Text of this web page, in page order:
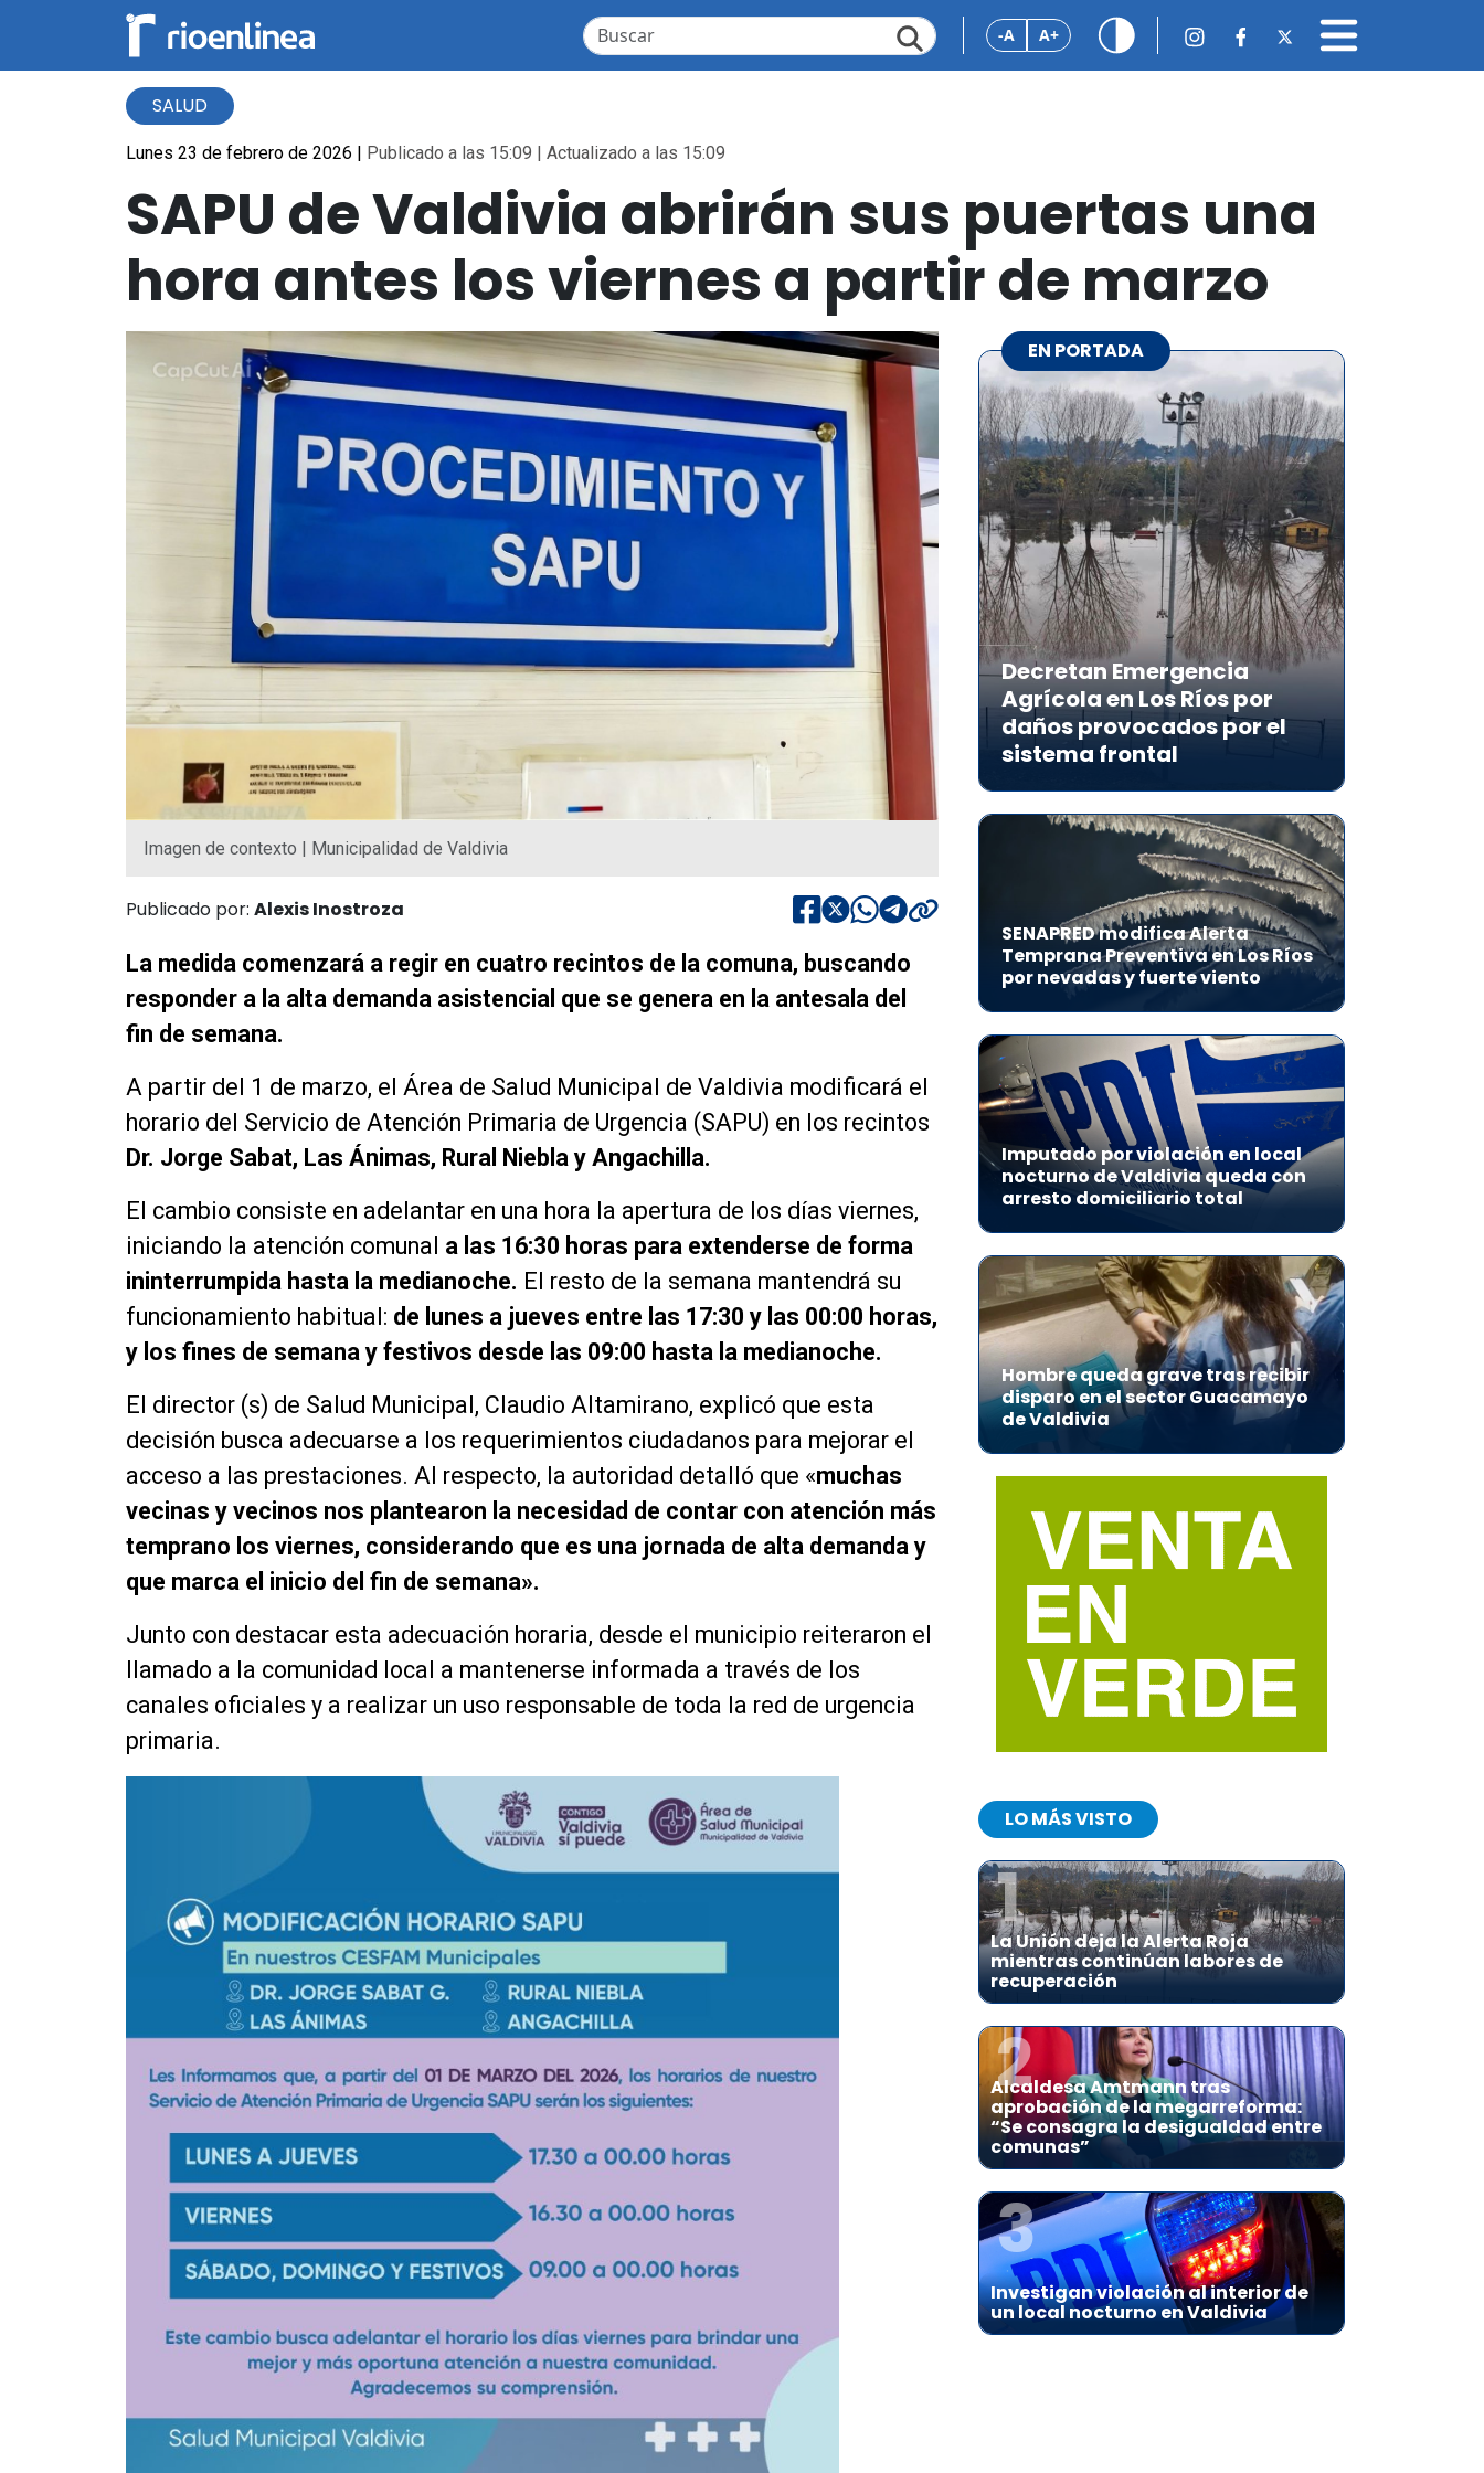
-A A+
SALUD
Lunes 23 de febrero de 2026 | Publicado a las 15:09 | Actualizado a las 15:09
SAPU de Valdivia abrirán sus puertas una
hora antes los viernes a partir de marzo
Imagen de contexto | Municipalidad de Valdivia
Publicado por: Alexis Inostroza
La medida comenzará a regir en cuatro recintos de la comuna, buscando
responder a la alta demanda asistencial que se genera en la antesala del
fin de semana.
A partir del 1 de marzo, el Área de Salud Municipal de Valdivia modificará el
horario del Servicio de Atención Primaria de Urgencia (SAPU) en los recintos
Dr. Jorge Sabat, Las Ánimas, Rural Niebla y Angachilla.
El cambio consiste en adelantar en una hora la apertura de los días viernes,
iniciando la atención comunal a las 16:30 horas para extenderse de forma
ininterrumpida hasta la medianoche. El resto de la semana mantendrá su
funcionamiento habitual: de lunes a jueves entre las 17:30 y las 00:00 horas,
y los fines de semana y festivos desde las 09:00 hasta la medianoche.
El director (s) de Salud Municipal, Claudio Altamirano, explicó que esta
decisión busca adecuarse a los requerimientos ciudadanos para mejorar el
acceso a las prestaciones. Al respecto, la autoridad detalló que «muchas
vecinas y vecinos nos plantearon la necesidad de contar con atención más
temprano los viernes, considerando que es una jornada de alta demanda y
que marca el inicio del fin de semana».
Junto con destacar esta adecuación horaria, desde el municipio reiteraron el
llamado a la comunidad local a mantenerse informada a través de los
canales oficiales y a realizar un uso responsable de toda la red de urgencia
primaria.
EN PORTADA
Decretan Emergencia
Agrícola en Los Ríos por
daños provocados por el
sistema frontal
SENAPRED modifica Alerta
Temprana Preventiva en Los Ríos
por nevadas y fuerte viento
Imputado por violación en local
nocturno de Valdivia queda con
arresto domiciliario total
Hombre queda grave tras recibir
disparo en el sector Guacamayo
de Valdivia
LO MÁS VISTO
1
La Unión deja la Alerta Roja
mientras continúan labores de
recuperación
2
Alcaldesa Amtmann tras
aprobación de la megarreforma:
“Se consagra la desigualdad entre
comunas”
3
Investigan violación al interior de
un local nocturno en Valdivia